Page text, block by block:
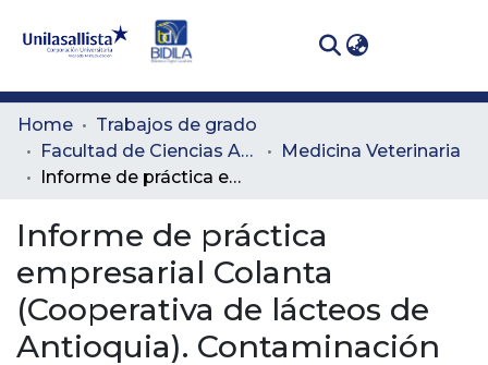
Communities
& Collections
Statistics
Home
Trabajos de grado
Facultad de Ciencias Administrativas y Agropecuarias
Medicina Veterinaria
Informe de práctica empresarial Colanta (Cooperativa de lácteos de Antioquia). Contaminación de alimento con antibióticos en una unidad de producción de leche en San pedro de los milagros (Antioquia): reporte de caso.
Informe de práctica
empresarial Colanta
(Cooperativa de lácteos de
Antioquia). Contaminación